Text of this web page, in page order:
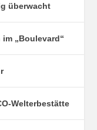
überwacht
„Boulevard“
Welterbestätte